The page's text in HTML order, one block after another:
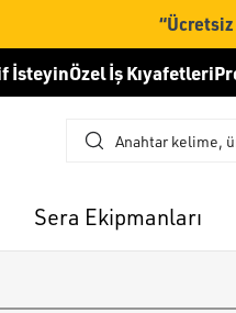
İsteyinÖzel İş Kıyafetleri
Sera Ekipmanları